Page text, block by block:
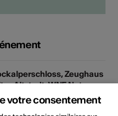
Zeughaus
Altstadt, WNF Naters
Brig-Glis
votre consentement